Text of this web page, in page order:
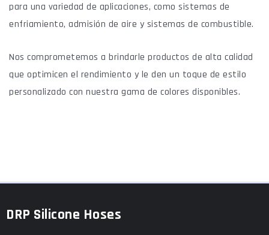
para una variedad de aplicaciones, como sistemas de
enfriamiento, admisión de aire y sistemas de combustible.
Nos comprometemos a brindarle productos de alta calidad
que optimicen el rendimiento y le den un toque de estilo
personalizado con nuestra gama de colores disponibles.
DRP Silicone Hoses